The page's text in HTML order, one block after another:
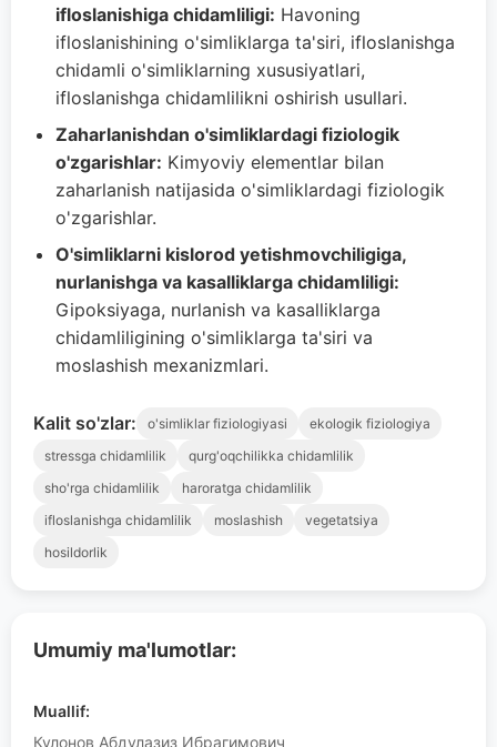
Umumiy ma'lumotlar:
Muallif:
Кулонов Абдулазиз Ибрагимович
ifloslanishiga chidamliligi: Havoning
ifloslanishining o'simliklarga ta'siri, ifloslanishga
chidamli o'simliklarning xususiyatlari,
ifloslanishga chidamlilikni oshirish usullari.
Zaharlanishdan o'simliklardagi fiziologik
o'zgarishlar: Kimyoviy elementlar bilan
zaharlanish natijasida o'simliklardagi fiziologik
o'zgarishlar.
O'simliklarni kislorod yetishmovchiligiga,
nurlanishga va kasalliklarga chidamliligi:
Gipoksiyaga, nurlanish va kasalliklarga
chidamliligining o'simliklarga ta'siri va
moslashish mexanizmlari.
Kalit so'zlar: o'simliklar fiziologiyasi
ekologik fiziologiya
stressga chidamlilik
qurg'oqchilikka chidamlilik
sho'rga chidamlilik
haroratga chidamlilik
ifloslanishga chidamlilik
moslashish
vegetatsiya
hosildorlik